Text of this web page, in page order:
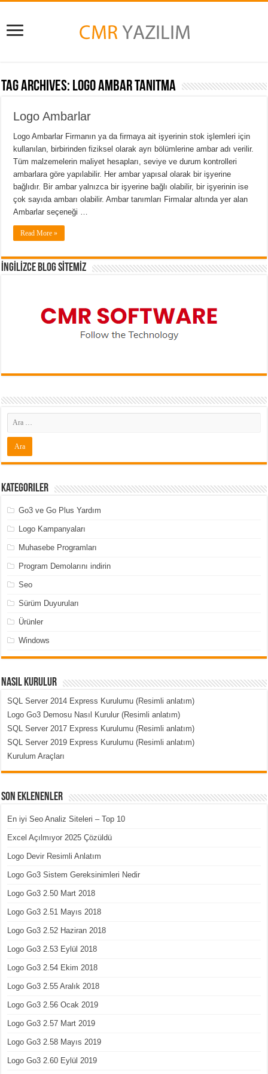
Tag Archives: Logo Ambar Tanıtma
Logo Ambarlar
Logo Ambarlar Firmanın ya da firmaya ait işyerinin stok işlemleri için
kullanılan, birbirinden fiziksel olarak ayrı bölümlerine ambar adı verilir.
Tüm malzemelerin maliyet hesapları, seviye ve durum kontrolleri
ambarlara göre yapılabilir. Her ambar yapısal olarak bir işyerine
bağlıdır. Bir ambar yalnızca bir işyerine bağlı olabilir, bir işyerinin ise
çok sayıda ambarı olabilir. Ambar tanımları Firmalar altında yer alan
Ambarlar seçeneği …
Read More »
İNGİLİZCE BLOG SİTEMİZ
Kategoriler
Go3 ve Go Plus Yardım
Logo Kampanyaları
Muhasebe Programları
Program Demolarını indirin
Seo
Sürüm Duyuruları
Ürünler
Windows
Nasıl Kurulur
SQL Server 2014 Express Kurulumu (Resimli anlatım)
Logo Go3 Demosu Nasıl Kurulur (Resimli anlatım)
SQL Server 2017 Express Kurulumu (Resimli anlatım)
SQL Server 2019 Express Kurulumu (Resimli anlatım)
Kurulum Araçları
Son Eklenenler
En iyi Seo Analiz Siteleri – Top 10
Excel Açılmıyor 2025 Çözüldü
Logo Devir Resimli Anlatım
Logo Go3 Sistem Gereksinimleri Nedir
Logo Go3 2.50 Mart 2018
Logo Go3 2.51 Mayıs 2018
Logo Go3 2.52 Haziran 2018
Logo Go3 2.53 Eylül 2018
Logo Go3 2.54 Ekim 2018
Logo Go3 2.55 Aralık 2018
Logo Go3 2.56 Ocak 2019
Logo Go3 2.57 Mart 2019
Logo Go3 2.58 Mayıs 2019
Logo Go3 2.60 Eylül 2019